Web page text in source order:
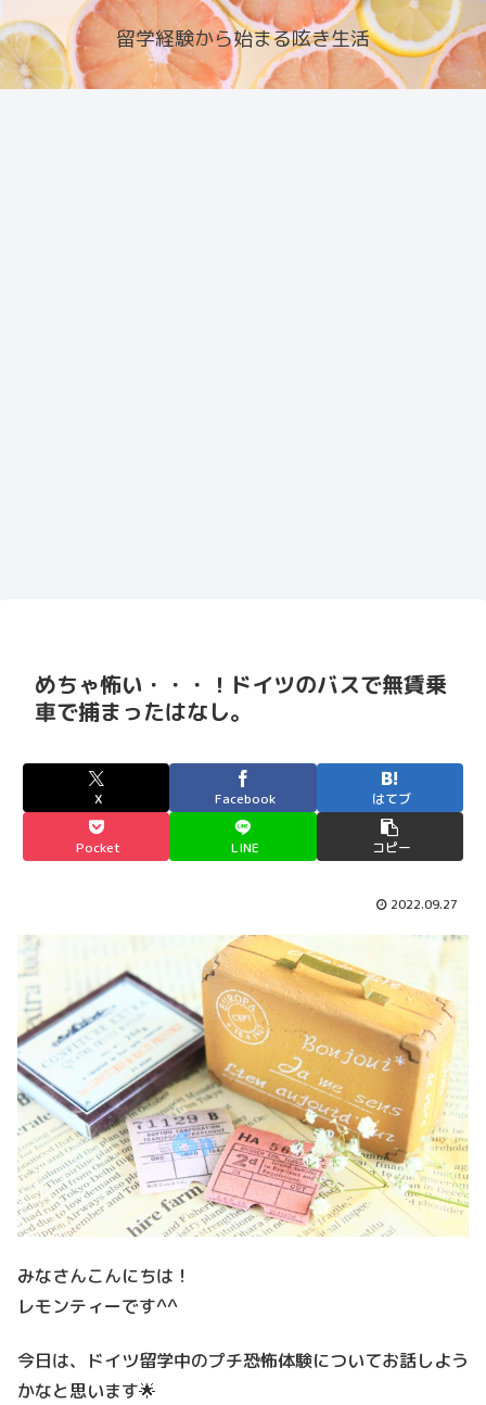
留学経験から始まる呟き生活
めちゃ怖い・・・！ドイツのバスで無賃乗
車で捕まったはなし。
X Facebook はてブ
Pocket LINE コピー
2022.09.27
みなさんこんにちは！
レモンティーです^^
今日は、ドイツ留学中のプチ恐怖体験についてお話しよう
かなと思います🌟